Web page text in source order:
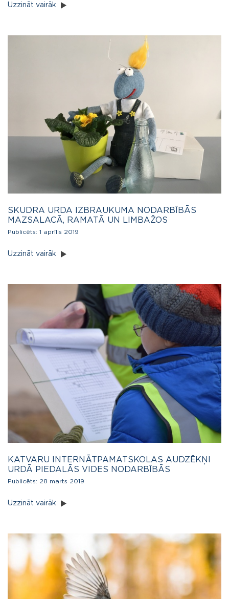
Uzzināt vairāk
SKUDRA URDA IZBRAUKUMA NODARBĪBĀS
MAZSALACĀ, RAMATĀ UN LIMBAŽOS
Publicēts: 1 aprīlis 2019
Uzzināt vairāk
KATVARU INTERNĀTPAMATSKOLAS AUDZĒKŅI
URDĀ PIEDALĀS VIDES NODARBĪBĀS
Publicēts: 28 marts 2019
Uzzināt vairāk